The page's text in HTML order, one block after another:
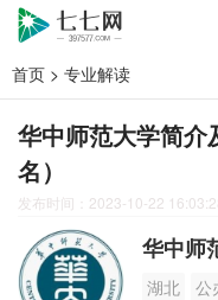
首页 > 专业解读
华中师范大学简介
名）
发布时间：2023-10-22
华中师
湖北
公